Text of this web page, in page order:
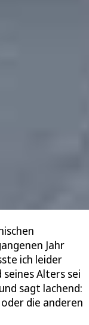
Jahr
ich leider
Alters sei
sagt lachend:
die anderen